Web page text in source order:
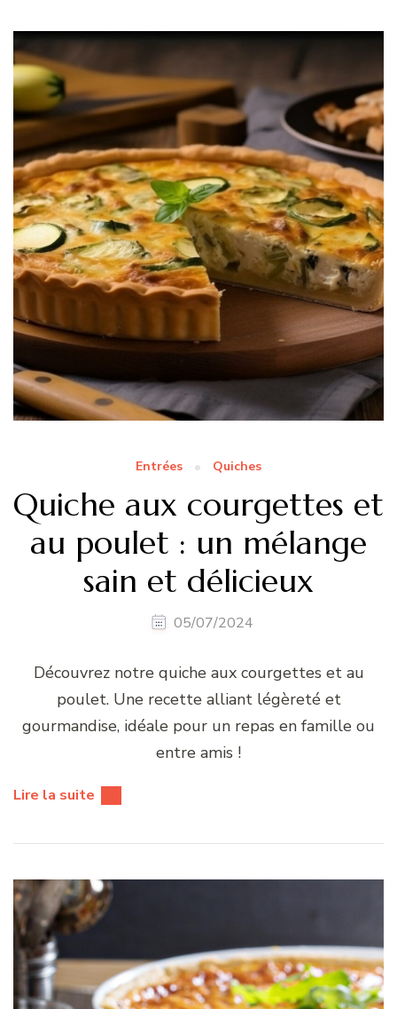
Entrées Quiches
Quiche aux courgettes et
au poulet : un mélange
sain et délicieux
05/07/2024
Découvrez notre quiche aux courgettes et au
poulet. Une recette alliant légèreté et
gourmandise, idéale pour un repas en famille ou
entre amis !
Lire la suite